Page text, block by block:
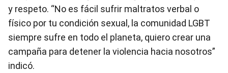
y respeto. “No es fácil sufrir maltratos verbal o
físico por tu condición sexual, la comunidad LGBT
siempre sufre en todo el planeta, quiero crear una
campaña para detener la violencia hacia nosotros”
indicó.